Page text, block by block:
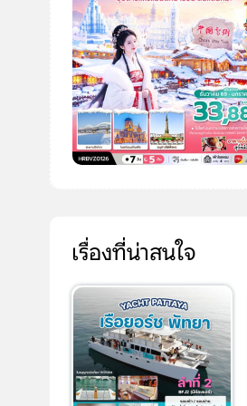
บริษัทเบสเฟรนด์ ฮ
เส้นทางที่ต้องการ
หน้าแรก
ทัวร์ต่างประเทศ
จัดกรุ๊ปต่างประเทศ
เรื่องที่น่าสนใจ